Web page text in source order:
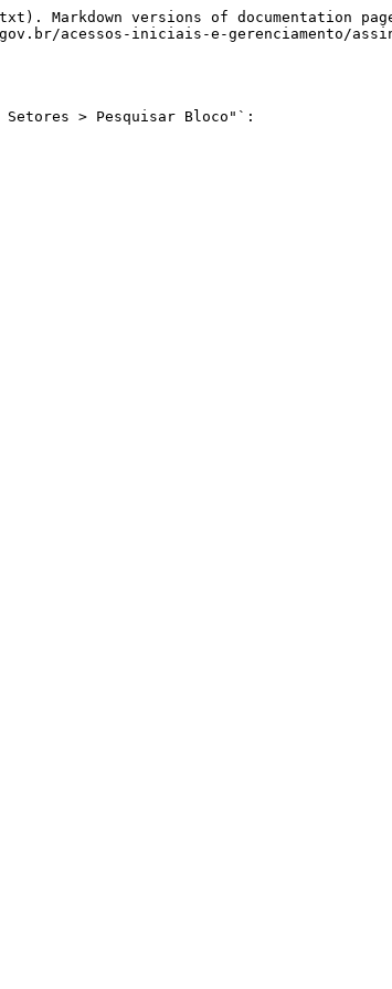
Markdown versions of documentation
acessos-iniciais-e-gerenciamento/
Setores > Pesquisar Bloco"`: